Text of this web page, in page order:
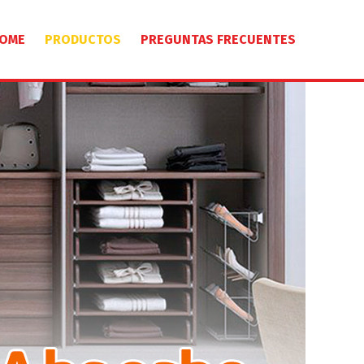
PRODUCTOS PREGUNTAS FRECUENTES